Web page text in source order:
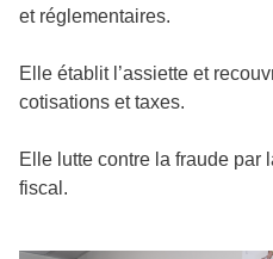
et réglementaires.
Elle établit l’assiette et
cotisations et taxes.
Elle lutte contre la fraude par
fiscal.